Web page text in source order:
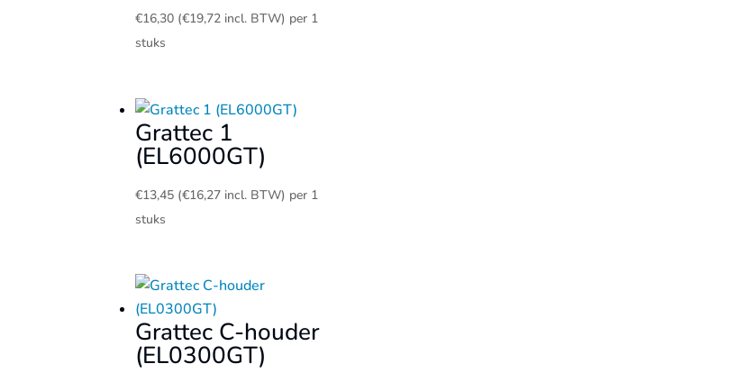
€16,30 (€19,72 incl. BTW) per 1
stuks
Grattec 1
(EL6000GT)
€13,45 (€16,27 incl. BTW) per 1
stuks
Grattec C-houder
(EL0300GT)